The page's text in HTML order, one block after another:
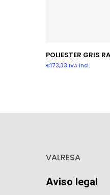
POLIESTER GRIS
€173,33 IVA incl.
VALRESA
Aviso legal